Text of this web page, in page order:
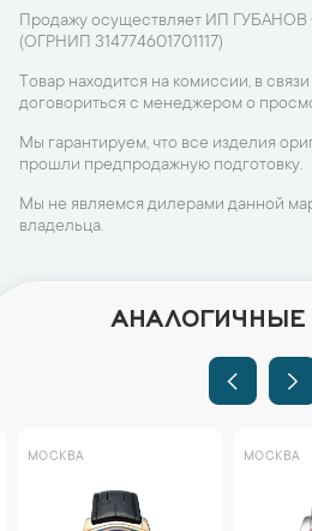
Продажу осуществляет ИП ГУБАНОВ
(ОГРНИП 314774601701117)
Товар находится на комиссии, в
договориться с менеджером о
Мы гарантируем, что все изделия
прошли предпродажную подготовку.
Мы не являемся дилерами данной
владельца.
МОСКВА МОСКВА